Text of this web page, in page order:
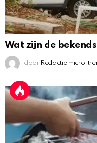
Wat zijn de
door Redactie micro-